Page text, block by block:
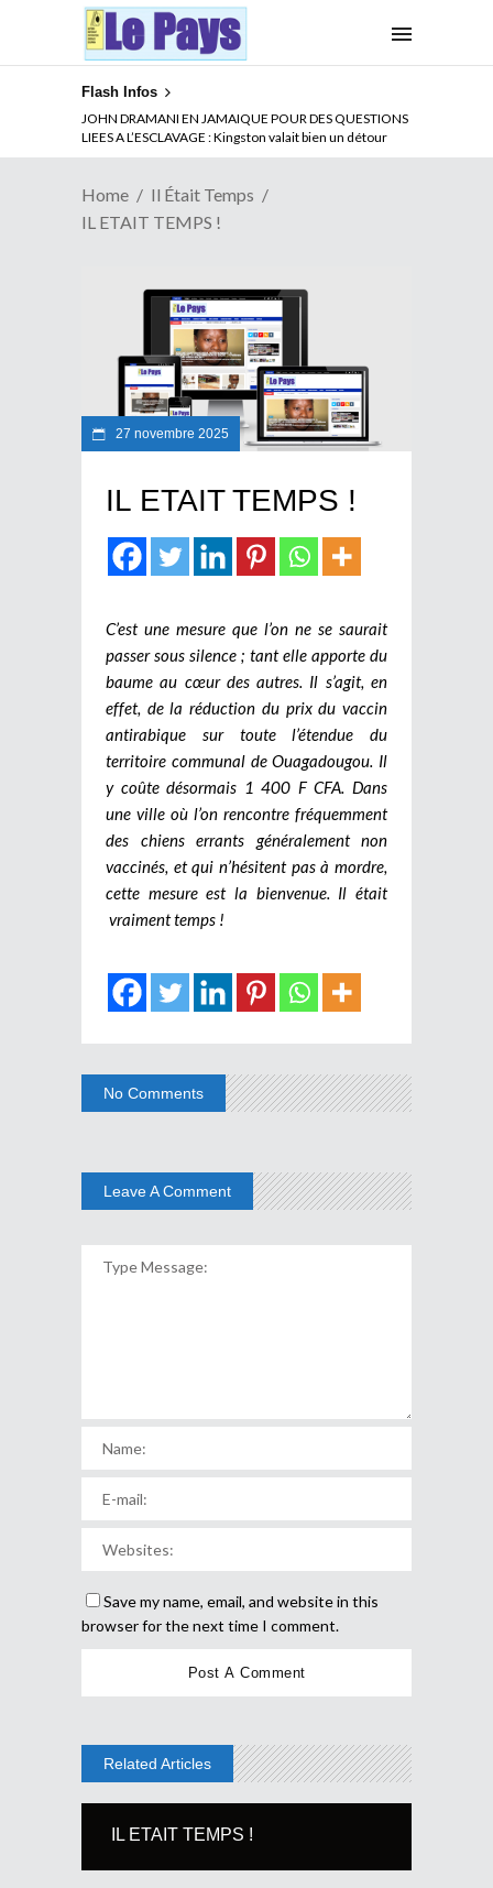
Flash Infos
JOHN DRAMANI EN JAMAIQUE POUR DES QUESTIONS
LIEES A L’ESCLAVAGE : Kingston valait bien un détour
Home
Il Était Temps
IL ETAIT TEMPS !
27 novembre 2025
IL ETAIT TEMPS !
C’est une mesure que l’on ne se saurait
passer sous silence ; tant elle apporte du
baume au cœur des autres. Il s’agit, en
effet, de la réduction du prix du vaccin
antirabique sur toute l’étendue du
territoire communal de Ouagadougou. Il
y coûte désormais 1 400 F CFA. Dans
une ville où l’on rencontre fréquemment
des chiens errants généralement non
vaccinés, et qui n’hésitent pas à mordre,
cette mesure est la bienvenue. Il était
vraiment temps !
No Comments
Leave A Comment
Save my name, email, and website in this
browser for the next time I comment.
Related Articles
IL ETAIT TEMPS !